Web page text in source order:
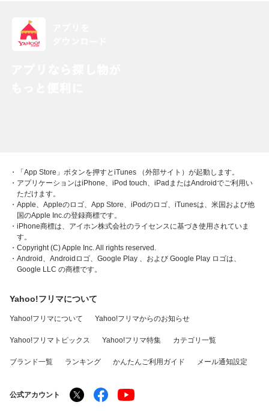
・「App Store」ボタンを押すとiTunes （外部サイト）が起動します。
・アプリケーションはiPhone、iPod touch、iPadまたはAndroidでご利用い
ただけます。
・Apple、Appleのロゴ、App Store、iPodのロゴ、iTunesは、米国および他
国のApple Inc.の登録商標です。
・iPhone商標は、アイホン株式会社のライセンスに基づき使用されていま
す。
・Copyright (C) Apple Inc. All rights reserved.
・Android、Androidロゴ、Google Play 、および Google Play ロゴは、
Google LLC の商標です。
Yahoo!フリマについて
Yahoo!フリマについて Yahoo!フリマからのお知らせ
Yahoo!フリマトピックス Yahoo!フリマ特集 カテゴリ一覧
ブランド一覧 ランキング かんたんご利用ガイド メール通知設定
公式アカウント